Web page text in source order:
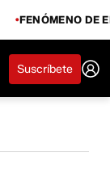
FENÓMENO DE
Suscríbete